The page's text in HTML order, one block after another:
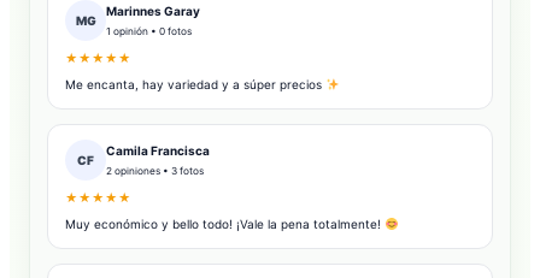
MG
Marinnes Garay
1 opinión • 0 fotos
★★★★★
Me encanta, hay variedad y a súper precios
CF
Camila Francisca
2 opiniones • 3 fotos
★★★★★
Muy económico y bello todo! ¡Vale la pena totalmente!